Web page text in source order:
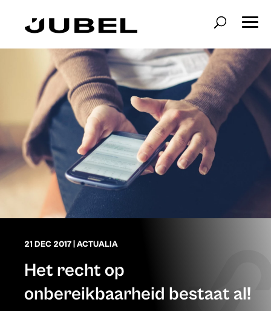
21 DEC 2017 ACTUALIA
Het recht op
onbereikbaarheid bestaat al!